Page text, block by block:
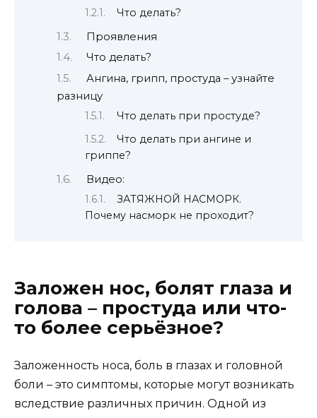
Что делать?
Проявления
Что делать?
Ангина, грипп, простуда – узнайте
разницу
Что делать при простуде?
Что делать при ангине и
гриппе?
Видео:
ЗАТЯЖНОЙ НАСМОРК.
Почему насморк не проходит?
Заложен нос, болят глаза и
голова – простуда или что-
то более серьёзное?
Заложенность носа, боль в глазах и головной
боли – это симптомы, которые могут возникать
вследствие различных причин. Одной из